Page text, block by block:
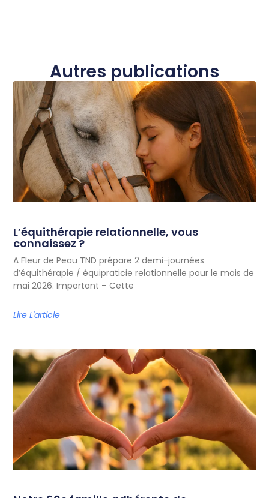
Autres publications
L’équithérapie relationnelle, vous
connaissez ?
A Fleur de Peau TND prépare 2 demi-journées
d’équithérapie / équipraticie relationnelle pour le mois de
mai 2026. Important – Cette
Lire L'article